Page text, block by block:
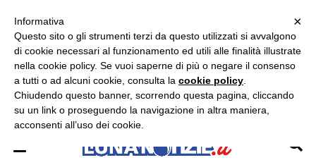
ASCOLTA RADIO LUNA
×
×
Informativa
Questo sito o gli strumenti terzi da questo utilizzati si avvalgono
di cookie necessari al funzionamento ed utili alle finalità illustrate
nella cookie policy. Se vuoi saperne di più o negare il consenso
a tutti o ad alcuni cookie, consulta la cookie policy
Chiudendo questo banner, scorrendo questa pagina, cliccando
su un link o proseguendo la navigazione in altra maniera,
acconsenti all’uso dei cookie.